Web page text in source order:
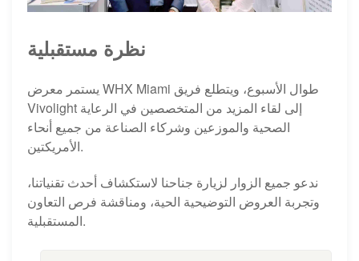
نظرة مستقبلية
يستمر معرض WHX Miami طوال الأسبوع، ويتطلع فريق
Vivolight إلى لقاء المزيد من المتخصصين في الرعاية
الصحية والموزعين وشركاء الصناعة من جميع أنحاء
الأمريكتين.
ندعو جميع الزوار لزيارة جناحنا لاستكشاف أحدث تقنياتنا،
وتجربة العروض التوضيحية الحية، ومناقشة فرص التعاون
المستقبلية.